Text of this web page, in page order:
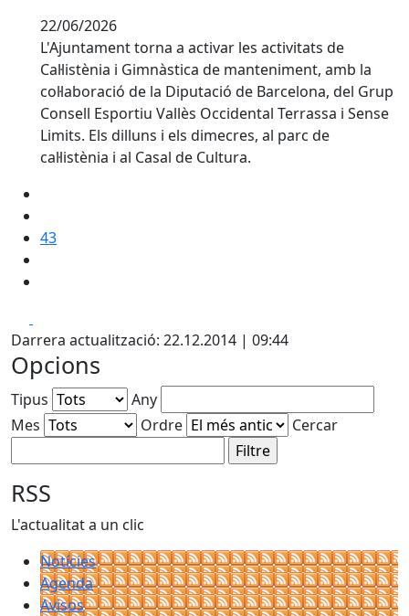
22/06/2026
L'Ajuntament torna a activar les activitats de
Cal·listènia i Gimnàstica de manteniment, amb la
col·laboració de la Diputació de Barcelona, del Grup
Consell Esportiu Vallès Occidental Terrassa i Sense
Limits. Els dilluns i els dimecres, al parc de
cal·listènia i al Casal de Cultura.
43
Darrera actualització: 22.12.2014 | 09:44
Opcions
Tipus
Any
Mes
Ordre Cercar
RSS
L'actualitat a un clic
Notícies
Agenda
Avisos